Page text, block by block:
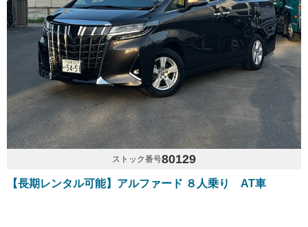
ストック番号80129
【長期レンタル可能】アルファード ８人乗り AT車